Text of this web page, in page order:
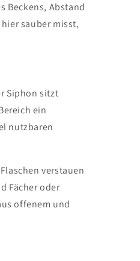
Beckens, Abstand
sauber misst,
Siphon sitzt
ein
nutzbaren
verstauen
Fächer oder
offenem und